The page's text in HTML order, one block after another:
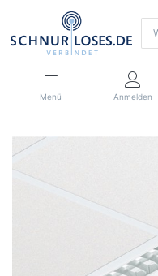
Menü Anmelden